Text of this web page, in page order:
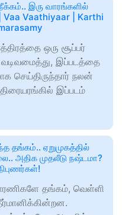
இரு வாரங்களில்
| Vaa Vaathiyaar | Karthi
ஒரு சூப்பர்
இப்படத்தை
செய்திருந்தார் நலன்
திரையரங்கில் இப்படம்
தங்கம்.. ஏறுமுகத்தில்
அதிக முதலீடு நஷ்டமா?
தங்கம், வெள்ளி